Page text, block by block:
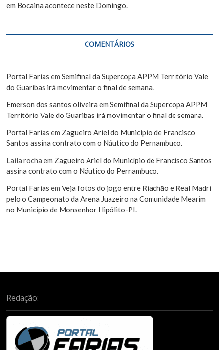
em Bocaina acontece neste Domingo.
COMENTÁRIOS
Portal Farias emSemifinal da Supercopa APPM Território Vale
do Guaribas irá movimentar o final de semana.
Emerson dos santos oliveira emSemifinal da Supercopa APPM
Território Vale do Guaribas irá movimentar o final de semana.
Portal Farias em Zagueiro Ariel do Município de Francisco
Santos assina contrato com o Náutico do Pernambuco.
Laila rocha em Zagueiro Ariel do Município de Francisco Santos
assina contrato com o Náutico do Pernambuco.
Portal Farias emVeja fotos do jogo entre Riachão e Real Madri
pelo o Campeonato da Arena Juazeiro na Comunidade Mearim
no Municipio de Monsenhor Hipólito-PI.
Redação: